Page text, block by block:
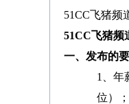
51CC飞猪频
51CC飞猪频
一、发布的要
1、年
位）；